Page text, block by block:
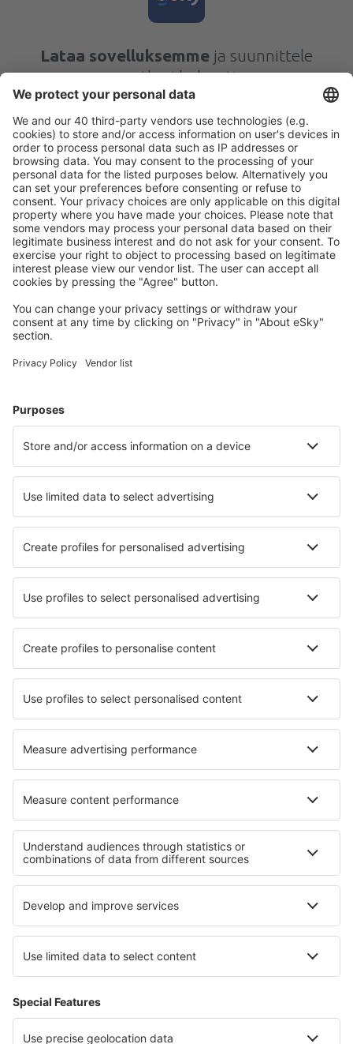
Lataa sovelluksemme ja suunnittele
matkasi helposti
Suunnittele matkasi
Halvat lennot
Kaupunkilomat
Lomamatkat
Majoitus
Lento+Hotelli
Hotellit
Kuljetukset
Lue lisää
Lentoyhtiöt
FlexFlight
Lufthansa
Wizz Air
Norwegian
KLM
SAS
Turkish Airlines
Air Baltic
Tietoa eSkysta
Sopimusehdot
Omat varaukset
Tietosuojakäytäntö
Tuki ja yhteystiedot
Yksityisyys
Maat